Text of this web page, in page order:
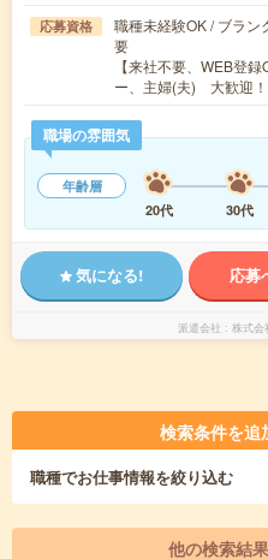
応募資格
職種未経験OK / ブラン
要
【来社不要、WEB登
ー、主婦(夫) 大歓迎
職場の雰囲気
年齢層
20代
30代
気になる! 応募
派遣会社 株式会
検索条件を追
職種でお仕事情報を絞り込む
他の検索結